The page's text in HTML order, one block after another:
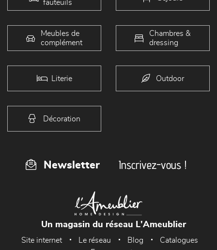
fauteuils
Meubles de
complément
Chambres &
dressing
Literie Outdoor
Décoration
Newsletter Inscrivez-vous !
Un magasin du réseau L'Ameublier
Site internet Le réseau Blog
Catalogues